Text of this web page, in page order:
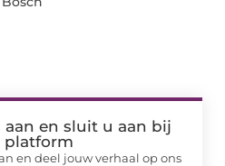
aan en sluit u aan bij
platform
en deel jouw verhaal op ons